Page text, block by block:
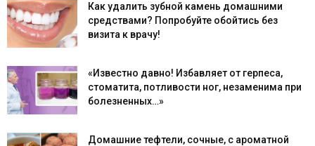
Как удалить зубной камень домашними
средствами? Попробуйте обойтись без
визита к врачу!
«Известно давно! Избавляет от герпеса,
стоматита, потливости ног, незаменима при
болезненных…»
Домашние тефтели, сочные, с ароматной